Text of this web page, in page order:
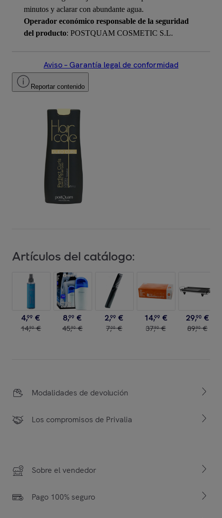
minutos y aclarar con abundante agua.
Operador económico responsable de la seguridad
del producto: POSTQUAM COSMETIC S.L.
Aviso – Garantía legal de conformidad
Reportar contenido
Artículos del catálogo:
4,99 €
14,90 €
8,99 €
45,90 €
2,99 €
7,00 €
14,99 €
37,90 €
29,90 €
89,90 €
Modalidades de devolución
Los compromisos de Privalia
Sobre el vendedor
Pago 100% seguro